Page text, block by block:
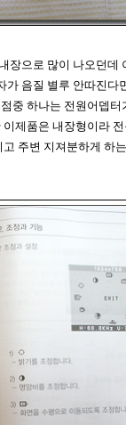
장으로 많이 나오던데
가 음질 별루 안따진다
중 하나는 전원어뎁터
제품은 내장형이라
주변 지져분하게 하